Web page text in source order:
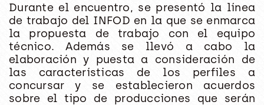
Durante el encuentro, se presentó la línea
de trabajo del INFOD en la que se enmarca
la propuesta de trabajo con el equipo
técnico. Además se llevó a cabo la
elaboración y puesta a consideración de
las características de los perfiles a
concursar y se establecieron acuerdos
sobre el tipo de producciones que serán